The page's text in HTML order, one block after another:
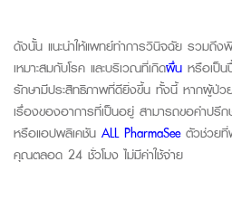
ดังนั้น แนะนำให้แพทย์ทำการวินิจฉัย รวมถึง
เหมาะสมกับโรค และบริเวณที่เกิดผื่น หรือเป็น
รักษามีประสิทธิภาพที่ดียิ่งขึ้น ทั้งนี้ หากผู้ป่ว
เรื่องของอาการที่เป็นอยู่ สามารถขอคำปรึก
หรือแอปพลิเคชัน ALL PharmaSee ตัวช่วยที่
คุณตลอด 24 ชั่วโมง ไม่มีค่าใช้จ่าย